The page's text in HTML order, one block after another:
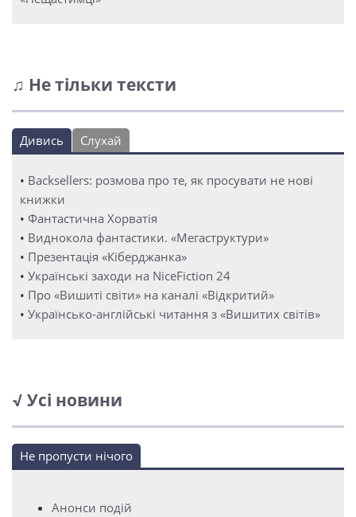
♫ Не тільки тексти
Дивись Слухай
• Backsellers: розмова про те, як просувати не нові
книжки
• Фантастична Хорватія
• Виднокола фантастики. «Мегаструктури»
• Презентація «Кіберджанка»
• Українські заходи на NiceFiction 24
• Про «Вишиті світи» на каналі «Відкритий»
• Українсько-англійські читання з «Вишитих світів»
√ Усі новини
Не пропусти нічого
Анонси подій